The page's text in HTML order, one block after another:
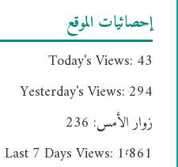
إحصائيات الموقع
Today's Views: 43
Yesterday's Views: 294
زوار الأمس: 236
Last 7 Days Views: 1٬861